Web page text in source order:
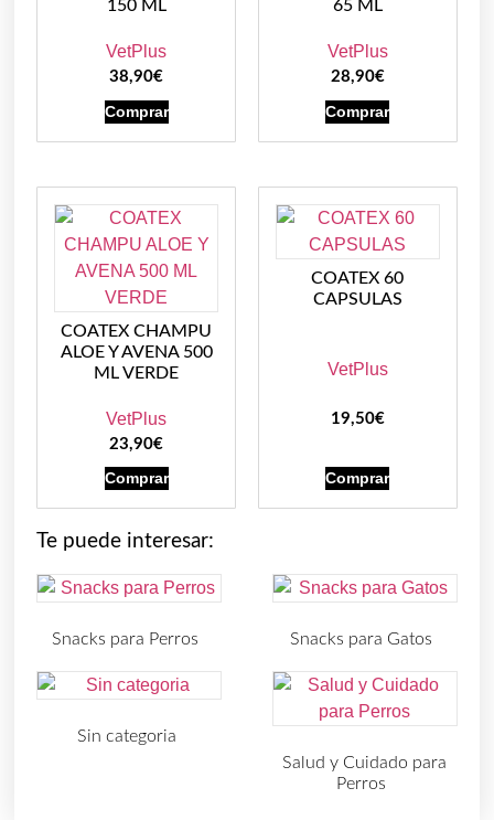
150 ML
VetPlus
38,90€
Comprar
65 ML
VetPlus
28,90€
Comprar
COATEX CHAMPU
ALOE Y AVENA 500
ML VERDE
VetPlus
23,90€
Comprar
COATEX 60
CAPSULAS
VetPlus
19,50€
Comprar
Te puede interesar:
Snacks para Perros Snacks para Gatos
Sin categoria
Salud y Cuidado para
Perros